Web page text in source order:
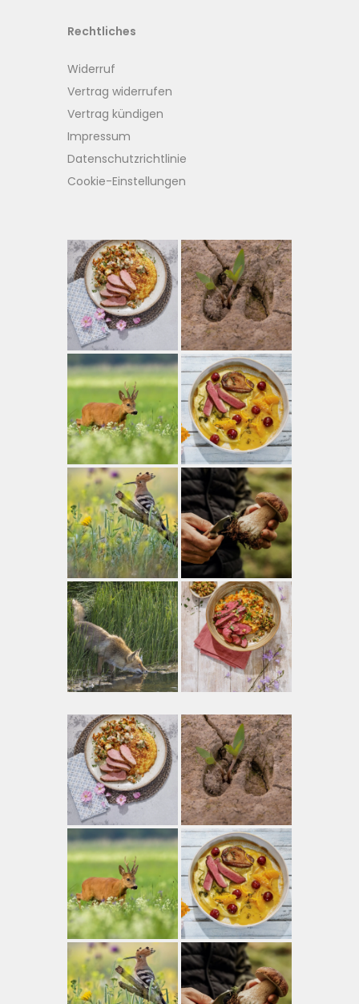
Rechtliches
Widerruf
Vertrag widerrufen
Vertrag kündigen
Impressum
Datenschutzrichtlinie
Cookie-Einstellungen